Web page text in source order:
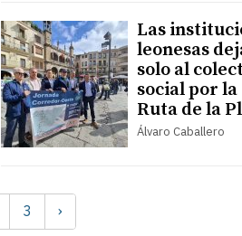
Las
leonesas
solo al
social por la
Ruta de la
Álvaro Caballero
3 ›